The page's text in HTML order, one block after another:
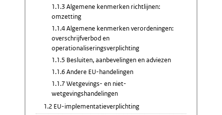
1.1.3 Algemene kenmerken richtlijnen:
omzetting
1.1.4 Algemene kenmerken verordeningen:
overschrijfverbod en
operationaliseringsverplichting
1.1.5 Besluiten, aanbevelingen en adviezen
1.1.6 Andere EU-handelingen
1.1.7 Wetgevings- en niet-
wetgevingshandelingen
1.2 EU-implementatieverplichting